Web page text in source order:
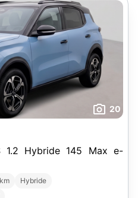
20
1.2 Hybride 145 Max e-
Hybride